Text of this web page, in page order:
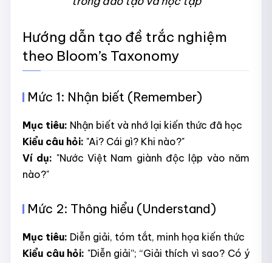
Hướng dẫn tạo đề trắc nghiệm
theo Bloom’s Taxonomy
Mức 1: Nhận biết (Remember)
Mục tiêu: Nhận biết và nhớ lại kiến thức đã học
Kiểu câu hỏi: "Ai? Cái gì? Khi nào?"
Ví dụ: "Nước Việt Nam giành độc lập vào năm
nào?"
Mức 2: Thông hiểu (Understand)
Mục tiêu: Diễn giải, tóm tắt, minh họa kiến thức
Kiểu câu hỏi: "Diễn giải”; “Giải thích vì sao? Có ý